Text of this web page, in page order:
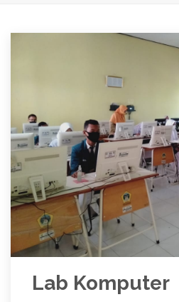
Lab Komputer